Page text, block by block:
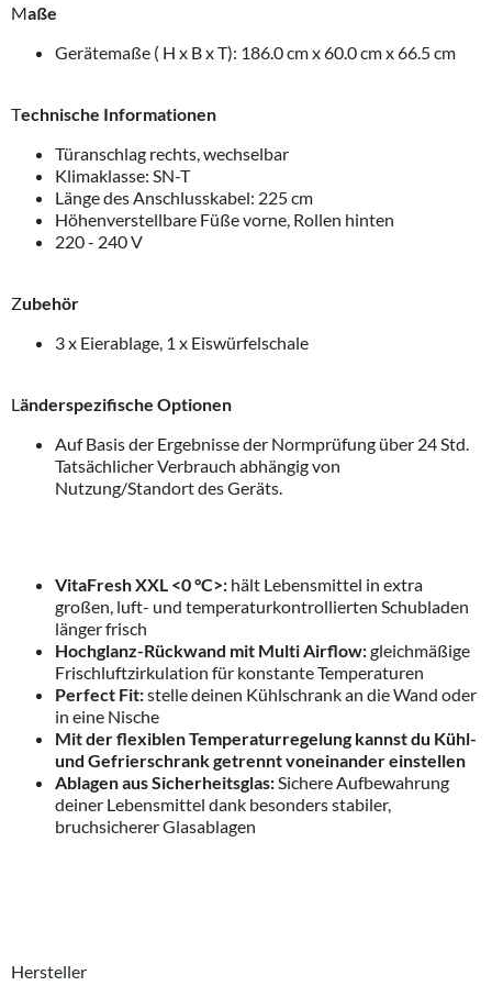
Maße
Gerätemaße ( H x B x T): 186.0 cm x 60.0 cm x 66.5 cm
Technische Informationen
Türanschlag rechts, wechselbar
Klimaklasse: SN-T
Länge des Anschlusskabel: 225 cm
Höhenverstellbare Füße vorne, Rollen hinten
220 - 240 V
Zubehör
3 x Eierablage, 1 x Eiswürfelschale
L änderspezifische Optionen
Auf Basis der Ergebnisse der Normprüfung über 24 Std.
Tatsächlicher Verbrauch abhängig von
Nutzung/Standort des Geräts.
VitaFresh XXL <0 °C>: hält Lebensmittel in extra
großen, luft- und temperaturkontrollierten Schubladen
länger frisch
Hochglanz-Rückwand mit Multi Airflow:gleichmäßige
Frischluftzirkulation für konstante Temperaturen
Perfect Fit:stelle deinen Kühlschrank an die Wand oder
in eine Nische
Mit der flexiblen Temperaturregelung kannst du Kühl-
und Gefrierschrank getrennt voneinander einstellen
Ablagen aus Sicherheitsglas: Sichere Aufbewahrung
deiner Lebensmittel dank besonders stabiler,
bruchsicherer Glasablagen
Hersteller